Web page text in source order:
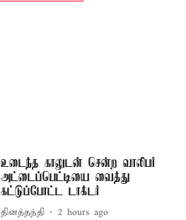
உடைந்த காலுடன் சென்ற வாலிபர்
அட்டைப்பெட்டியை வைத்து
கட்டுப்போட்ட டாக்டர்
தினத்தந்தி 2 hours ago